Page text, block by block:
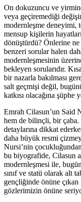
On dokuzuncu ve
veya geçiremediği
modernleşme deneyimi,
mensup kişilerin
dönüştürdü? Önlerine
benzeri sorular halen
modernleşmesinin
bekleyen sorularıdır.
bir nazarla bakılması
salt geçmişi değil,
katkısı olacağına şüphe
Emrah Cilasun’un Said
hem de bilinçli, bir çaba.
detaylarına dikkat
daha büyük resmi
Nursi’nin
bu biyografide, Cilasun
modernleşmesi ile,
sınıf ve statü olarak alt
gençliğinde önüne çıkan
gözlerimizin önüne